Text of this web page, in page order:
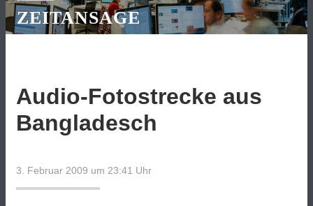
ZEITANSAGE
Audio-Fotostrecke aus
Bangladesch
3. Februar 2009 um 23:41 Uhr